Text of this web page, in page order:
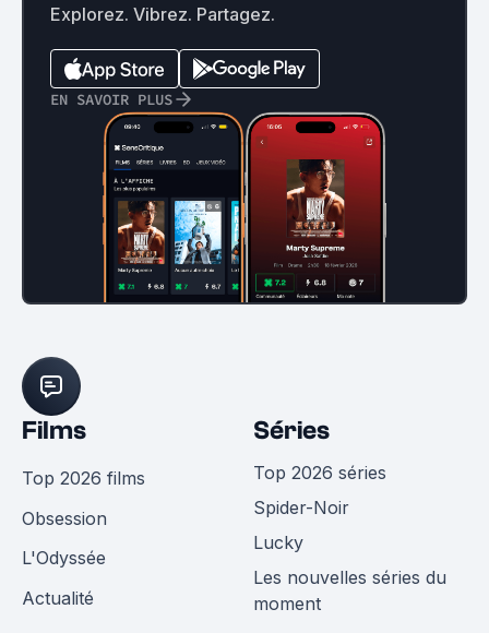
Explorez. Vibrez. Partagez.
EN SAVOIR PLUS
Films
Top 2026 films
Obsession
L'Odyssée
Actualité
Séries
Top 2026 séries
Spider-Noir
Lucky
Les nouvelles séries du
moment